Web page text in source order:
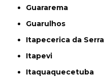
Guararema
Guarulhos
Itapecerica da Serra
Itapevi
Itaquaquecetuba